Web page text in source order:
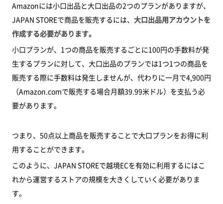
Amazonには小口出品と大口出品の2つのプランがありますが、
JAPAN STOREで商品を販売するには、 大口出品用アカウントを
作成する必要があります。
小口プランが、1つの商品を販売するごとに100円の手数料が発
生するプランに対して、大口出品のプランでは1つ1つの商品を
販売する際に手数料は発生しませんが、代わりに一月で4,900円
（Amazon.comで販売する場合月額39.99米ドル）を支払う必
要があります。
つまり、50点以上商品を販売することで大口プランをお得に利
用することができます。
このように、JAPAN STOREで越境ECを有効に利用するにはこ
れから運営するストアの規模を大きくしていく必要がありま
す。